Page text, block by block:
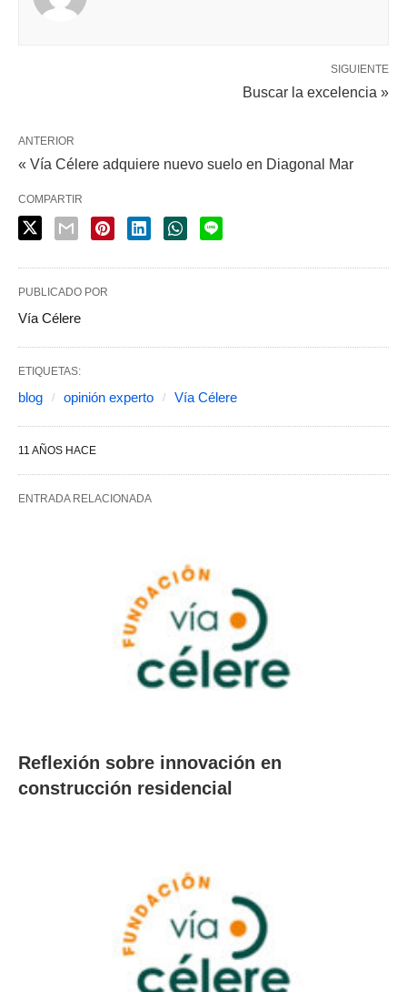
SIGUIENTE
Buscar la excelencia »
ANTERIOR
« Vía Célere adquiere nuevo suelo en Diagonal Mar
COMPARTIR
PUBLICADO POR
Vía Célere
ETIQUETAS:
blog opinión experto Vía Célere
11 AÑOS HACE
ENTRADA RELACIONADA
Reflexión sobre innovación en
construcción residencial